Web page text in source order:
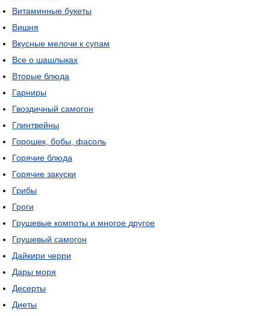
Витаминные букеты
Вишня
Вкусные мелочи к супам
Все о шашлыках
Вторые блюда
Гарниры
Гвоздичный самогон
Глинтвейны
Горошек, бобы, фасоль
Горячие блюда
Горячие закуски
Грибы
Гроги
Грушевые компоты и многое другое
Грушевый самогон
Дайкири черри
Дары моря
Десерты
Диеты